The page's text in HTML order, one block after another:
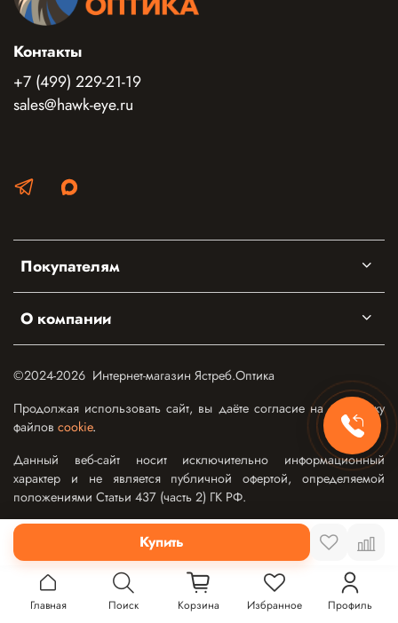
Купить
Покупателям
О компании
Контакты
+7 (499) 229-21-19
sales@hawk-eye.ru
©2024-2026 Интернет-магазин Ястреб.Оптика
Продолжая использовать сайт, вы даёте согласие на обработку
файлов cookie.
Данный веб-сайт носит исключительно информационный
характер и не является публичной офертой, определяемой
положениями Статьи 437 (часть 2) ГК РФ.
Главная Поиск Корзина Избранное Профиль